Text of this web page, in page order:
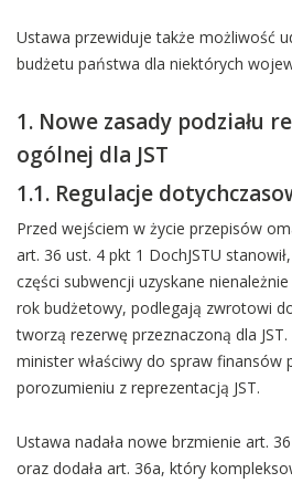
Ustawa przewiduje także możliwość
budżetu państwa dla niektórych
1. Nowe zasady podziału
ogólnej dla JST
1.1. Regulacje
Przed wejściem w życie przepisów
art. 36 ust. 4 pkt 1 DochJSTU
części subwencji uzyskane
rok budżetowy, podlegają zwrotowi
tworzą rezerwę przeznaczoną dla
minister właściwy do spraw finansów
porozumieniu z reprezentacją JST.
Ustawa nadała nowe brzmienie art.
oraz dodała art. 36a, który